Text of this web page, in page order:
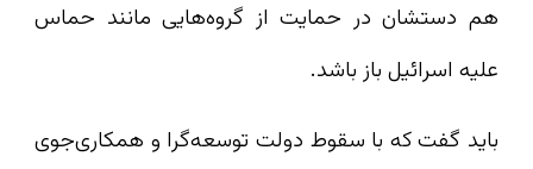
هم دستشان در حمایت از گروه‌هایی مانند حماس
علیه اسرائیل باز باشد.
باید گفت که با سقوط دولت توسعه‌گرا و همکاری‌جوی